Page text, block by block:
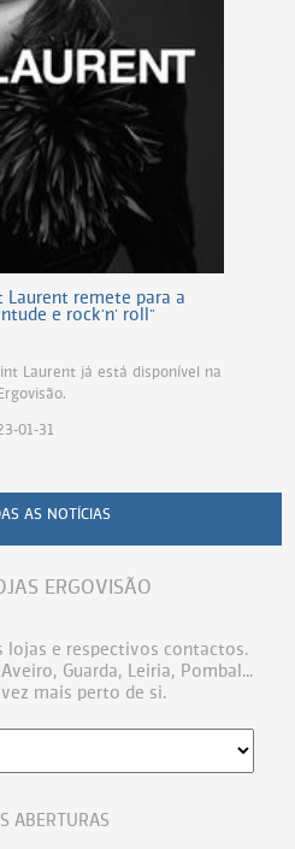
Laurent remete para a
e rock'n' roll"
Laurent já está disponível na
01-31
AS NOTÍCIAS
ERGOVISÃO
lojas e respectivos contactos.
Guarda, Leiria, Pombal...
mais perto de si.
ABERTURAS